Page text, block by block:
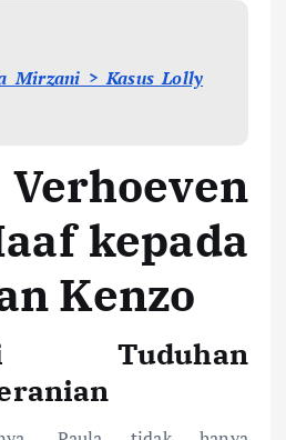
Mirzani > Kasus Lolly
kepada
Kenzo
Tuduhan